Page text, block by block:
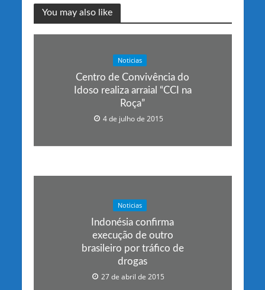
You may also like
Noticias
Centro de Convivência do
Idoso realiza arraial “CCI na
Roça”
4 de julho de 2015
Noticias
Indonésia confirma
execução de outro
brasileiro por tráfico de
drogas
27 de abril de 2015